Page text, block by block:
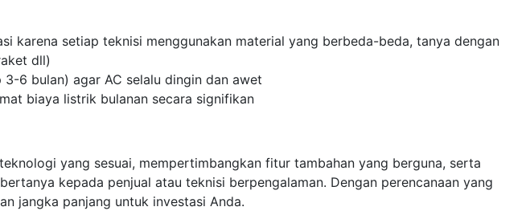
karena setiap teknisi menggunakan material yang berbeda-beda, tanya dengan
dll)
6 bulan) agar AC selalu dingin dan awet
biaya listrik bulanan secara signifikan
yang sesuai, mempertimbangkan fitur tambahan yang berguna, serta
kepada penjual atau teknisi berpengalaman. Dengan perencanaan yang
jangka panjang untuk investasi Anda.